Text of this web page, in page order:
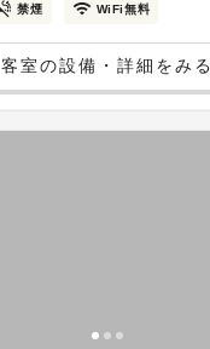
禁煙 WiFi無料
客室の設備・詳細をみる